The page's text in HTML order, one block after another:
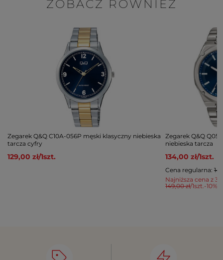
ZOBACZ RÓWNIEŻ
Zegarek Q&Q C10A-056P męski klasyczny niebieska
tarcza cyfry
129,00 zł/1szt.
Zegarek Q&Q
niebieska tarcza
134,00 zł/1szt.
Najniższa cena z
149,00 zł/1szt.-10%
Cena regularna: